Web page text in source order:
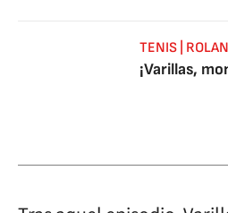
TENIS |
¡Varillas,